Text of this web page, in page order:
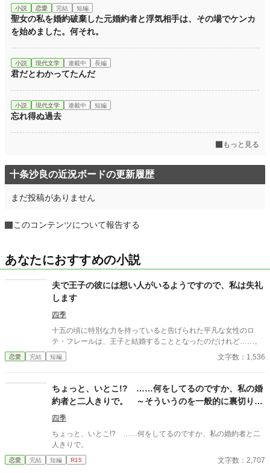
小説 恋愛 完結 短編
聖女の私を婚約破棄した元婚約者と浮気相手は、その場でケンカ
を始めました。何それ。
小説 現代文学 連載中 長編
君だとわかってたんだ
小説 現代文学 連載中 短編
忘れ得ぬ過去
もっと見る
十条沙良の近況ボードの更新履歴
まだ投稿がありません
このコンテンツについて報告する
あなたにおすすめの小説
夫で王子の彼には想い人がいるようですので、私は失礼
します
四季
十五の頃に特別な力を持っていると告げられた平凡な女性のロ
テ・フレールは、王子と結婚することとなったのだけれど……。
恋愛 完結 短編 文字数：1,536
ちょっと、いとこ!? ……何をしてるのですか、私の婚
約者と二人きりで。 ～そういうのを一般的に裏切りと
いうのですよ？～
四季
ちょっと、いとこ!? ……何をしてるのですか、私の婚約者と二
人きりで。
恋愛 完結 短編 R15 文字数：2,707